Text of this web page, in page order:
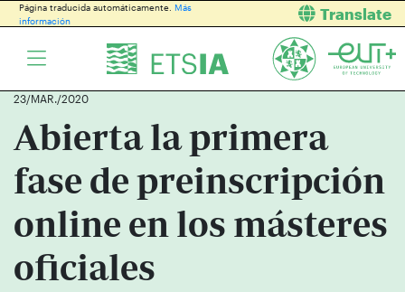
Página traducida automáticamente. Más
información
Translate
23/MAR./2020
Abierta la primera
fase de preinscripción
online en los másteres
oficiales